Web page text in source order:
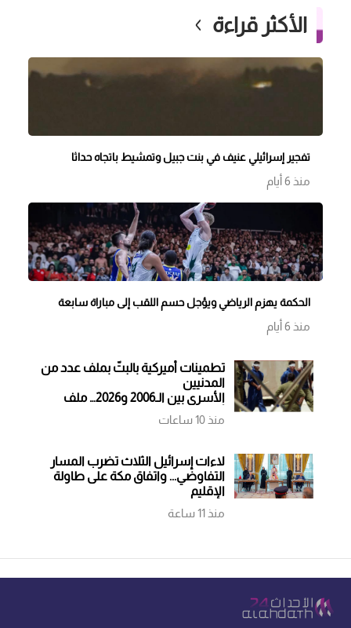
الأكثر قراءة
تفجير إسرائيلي عنيف في بنت جبيل وتمشيط باتجاه حداثا
منذ 6 أيام
الحكمة يهزم الرياضي ويؤجل حسم اللقب إلى مباراة سابعة
منذ 6 أيام
تطمينات أميركية بالبتّ بملف عدد من
المدنيين
الأسرى بين الـ2006 و2026… ملف
أشعل حربًا فهل يساهم في إنهاء
أخرى؟
منذ 10 ساعات
لاءات إسرائيل الثلاث تضرب المسار
التفاوضي... واتفاق مكة على طاولة
الإقليم
منذ 11 ساعة